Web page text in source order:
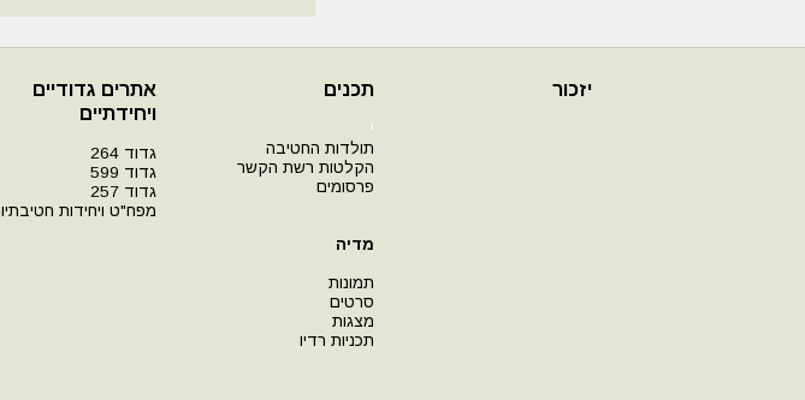
יזכור תכנים
י
תולדות החטיבה
הקלטות רשת הקשר
פרסומים
מדיה
תמונות
סרטים
מצגות
תכניות רדיו
אתרים גדודיים
ויחידתיים
גדוד 264
גדוד 599
גדוד 257
מפח"ט ויחידות